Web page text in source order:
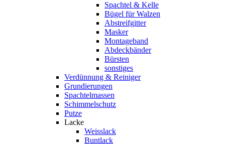
Spachtel & Kelle
Bügel für Walzen
Abstreifgitter
Masker
Montageband
Abdeckbänder
Bürsten
sonstiges
Verdünnung & Reiniger
Grundierungen
Spachtelmassen
Schimmelschutz
Putze
Lacke
Weisslack
Buntlack